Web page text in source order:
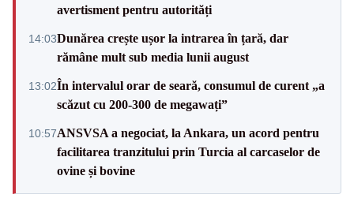
avertisment pentru autorități
14:03Dunărea crește ușor la intrarea în țară, dar
rămâne mult sub media lunii august
13:02În intervalul orar de seară, consumul de curent „a
scăzut cu 200-300 de megawați”
10:57ANSVSA a negociat, la Ankara, un acord pentru
facilitarea tranzitului prin Turcia al carcaselor de
ovine și bovine